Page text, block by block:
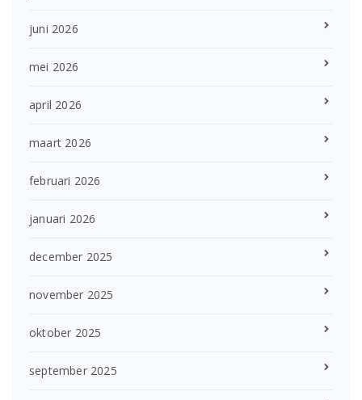
juni 2026
mei 2026
april 2026
maart 2026
februari 2026
januari 2026
december 2025
november 2025
oktober 2025
september 2025